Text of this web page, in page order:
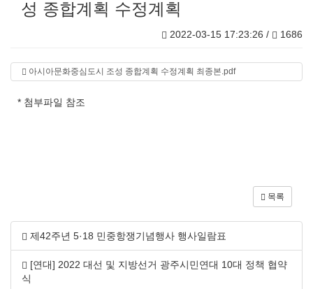
성 종합계획 수정계획
2022-03-15 17:23:26 / 1686
아시아문화중심도시 조성 종합계획 수정계획 최종본.pdf
* 첨부파일 참조
목록
제42주년 5·18 민중항쟁기념행사 행사일람표
[연대] 2022 대선 및 지방선거 광주시민연대 10대 정책 협약
식